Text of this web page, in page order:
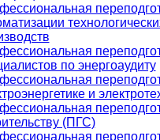
по энергоаудиту
и
(ПГС)